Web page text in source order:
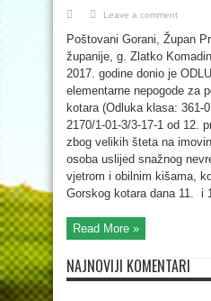
Leave a comment
Poštovani Gorani, Župan
županije, g. Zlatko
2017. godine donio je
elementarne nepogode za
kotara (Odluka klasa: 361-
2170/1-01-3/3-17-1 od 12.
zbog velikih šteta na
osoba uslijed snažnog
vjetrom i obilnim kišama,
Gorskog kotara dana 11. i
Read More »
NAJNOVIJI KOMENTARI